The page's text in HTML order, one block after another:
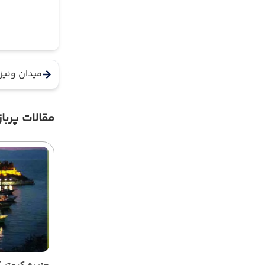
میدان ونیز
مقالات